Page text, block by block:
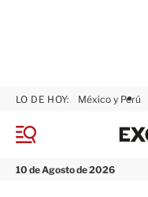
M
n
10 de Agosto de 2026
LO DE HOY: México y Perú